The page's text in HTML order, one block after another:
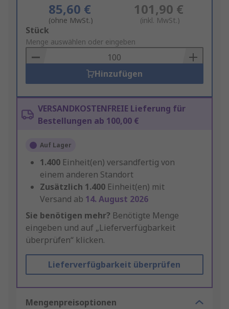
85,60 €
(ohne MwSt.)
101,90 €
(inkl. MwSt.)
Add
to
Basket
Stück
Menge auswählen oder eingeben
Hinzufügen
VERSANDKOSTENFREIE Lieferung für
Bestellungen ab 100,00 €
Auf Lager
1.400 Einheit(en) versandfertig von
einem anderen Standort
Zusätzlich 1.400 Einheit(en) mit
Versand ab 14. August 2026
Sie benötigen mehr? Benötigte Menge
eingeben und auf „Lieferverfügbarkeit
überprüfen“ klicken.
Lieferverfügbarkeit überprüfen
Mengenpreisoptionen